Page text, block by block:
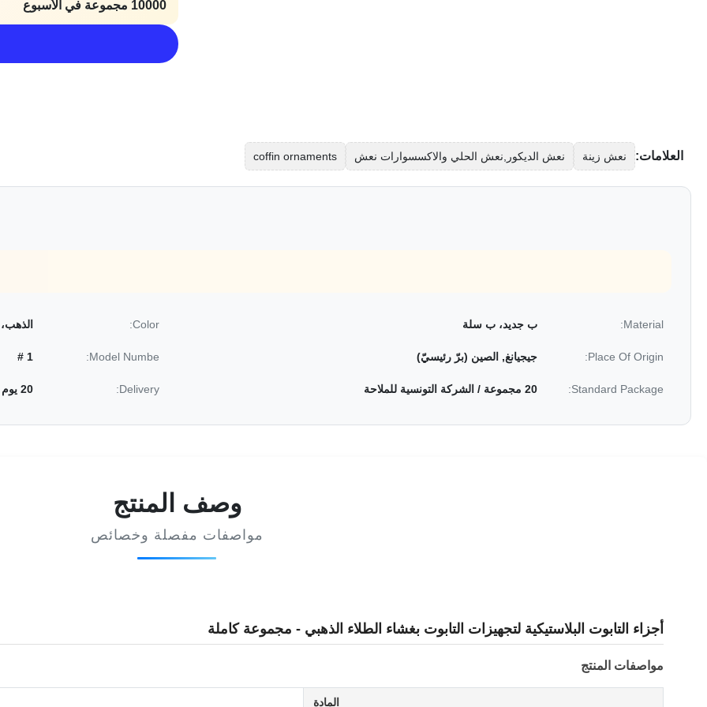
10000 مجموعة في الأسبوع
العلامات: نعش زينة نعش الديكور,نعش الحلي والاكسسوارات نعش coffin ornaments
Material: ب جديد، ب سلة Color:
Place Of Origin: جيجيانغ, الصين (برّ رئيسيّ) Model Numbe:
1 #
Standard Package: 20 مجموعة / الشركة التونسية للملاحة Delivery: 20 يوم
وصف المنتج
مواصفات مفصلة وخصائص
أجزاء التابوت البلاستيكية لتجهيزات التابوت بغشاء الطلاء الذهبي - مجموعة كاملة
مواصفات المنتج
المادة